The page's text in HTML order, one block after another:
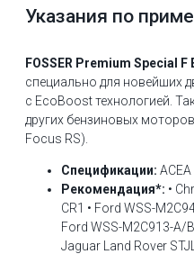
Указания по
FOSSER Premium Special F
специально для новейших
с EcoBoost технологией.
других бензиновых
Focus RS).
Спецификации: ACEA
Рекомендация*: •
CR1 • Ford WSS-
Ford WSS-M2C913-A/
Jaguar Land Rover